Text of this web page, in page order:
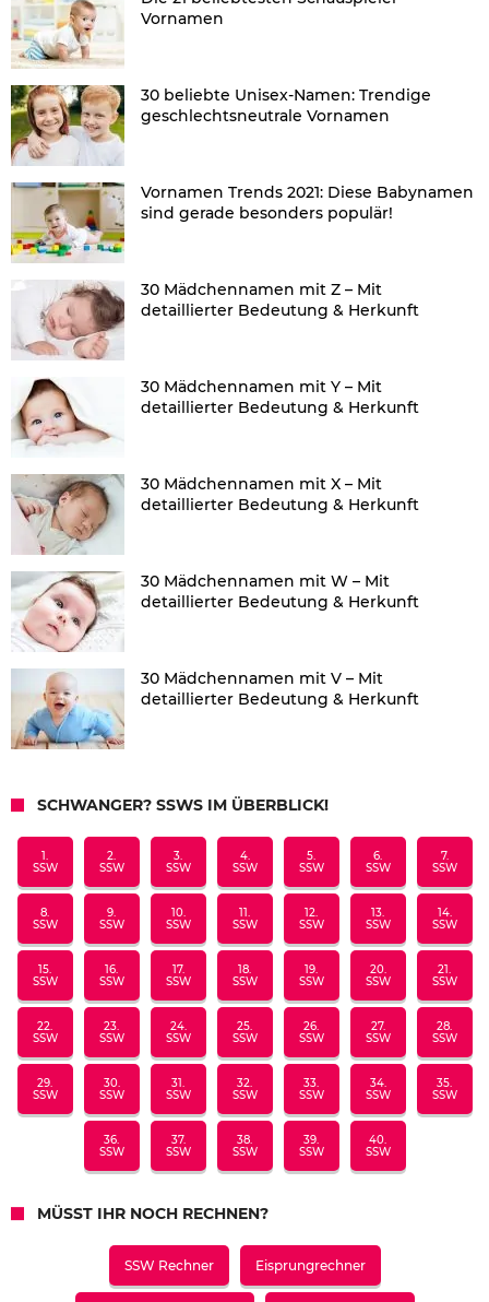
Vornamen
30 beliebte Unisex-Namen: Trendige
geschlechtsneutrale Vornamen
Vornamen Trends 2021: Diese Babynamen
sind gerade besonders populär!
30 Mädchennamen mit Z – Mit
detaillierter Bedeutung & Herkunft
30 Mädchennamen mit Y – Mit
detaillierter Bedeutung & Herkunft
30 Mädchennamen mit X – Mit
detaillierter Bedeutung & Herkunft
30 Mädchennamen mit W – Mit
detaillierter Bedeutung & Herkunft
30 Mädchennamen mit V – Mit
detaillierter Bedeutung & Herkunft
SCHWANGER? SSWS IM ÜBERBLICK!
1.
SSW
2.
SSW
3.
SSW
4.
SSW
5.
SSW
6.
SSW
7.
SSW
8.
SSW
9.
SSW
10.
SSW
11.
SSW
12.
SSW
13.
SSW
14.
SSW
15.
SSW
16.
SSW
17.
SSW
18.
SSW
19.
SSW
20.
SSW
21.
SSW
22.
SSW
23.
SSW
24.
SSW
25.
SSW
26.
SSW
27.
SSW
28.
SSW
29.
SSW
30.
SSW
31.
SSW
32.
SSW
33.
SSW
34.
SSW
35.
SSW
36.
SSW
37.
SSW
38.
SSW
39.
SSW
40.
SSW
MÜSST IHR NOCH RECHNEN?
SSW Rechner Eisprungrechner